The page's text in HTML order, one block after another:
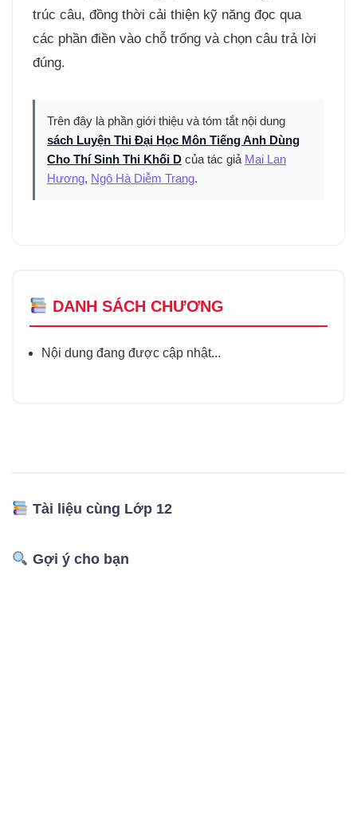
trúc câu, đồng thời cải thiện kỹ năng đọc qua
các phần điền vào chỗ trống và chọn câu trả lời
đúng.
Trên đây là phần giới thiệu và tóm tắt nội dung
sách Luyện Thi Đại Học Môn Tiếng Anh Dùng
Cho Thí Sinh Thi Khối D của tác giả Mai Lan
Hương, Ngô Hà Diễm Trang.
DANH SÁCH CHƯƠNG
Nội dung đang được cập nhật...
Tài liệu cùng Lớp 12
Gợi ý cho bạn